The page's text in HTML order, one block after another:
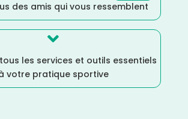
des amis qui vous ressemblent

les services et outils essentiels
votre pratique sportive